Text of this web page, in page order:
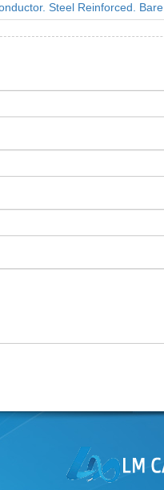
Steel Reinforced. Bare.